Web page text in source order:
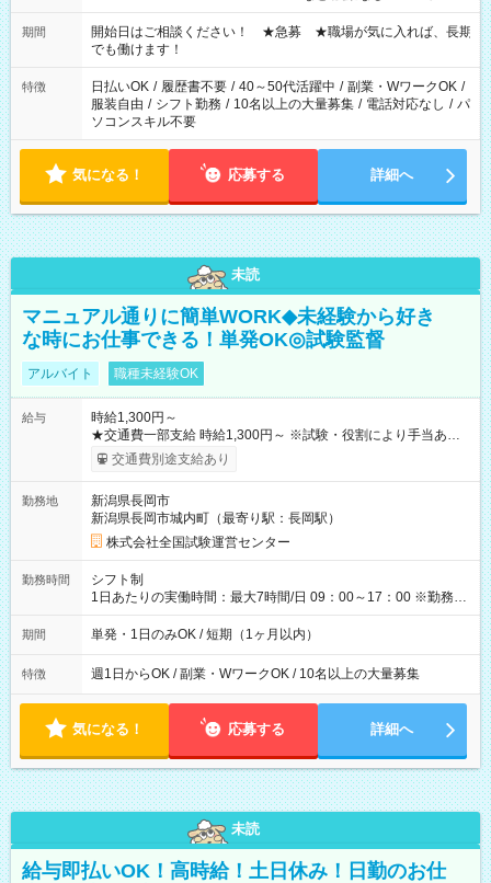
の場合、他のお仕事と合わせ週40時間超の就業はご案内できま
せん ※法令に基づき、週20時間以上勤務は社会保険への加入対
象となります ※労働者派遣法（日雇い派遣の原則禁止）によ
り、短時間・短期間の就業はご案内が難しい場合があります
期間
開始日はご相談ください！ ★急募 ★職場が気に入れば、長期
でも働けます！
特徴 日払いOK / 履歴書不要 / 40～50代活躍中 / 副業・WワークOK /
服装自由 / シフト勤務 / 10名以上の大量募集 / 電話対応なし / パ
ソコンスキル不要
気になる！ 応募する 詳細へ
未読
マニュアル通りに簡単WORK◆未経験から好き
な時にお仕事できる！単発OK◎試験監督
アルバイト 職種未経験OK
給与
時給1,300円～
★交通費一部支給 時給1,300円～ ※試験・役割により手当あり
※勤務回数により昇給あり 【即給（前払い）オプションあ
り！】 希望される場合、勤務から1週間ほどで給与の一部を受け
例】 ・河合塾模擬試験 8:30～17:30（休憩1時間） 時給1,300円
×8時間＝日収10,400円＋交通費 ※当日の役割により時給＋100
円の場合あり ・国家試験 7:00～13:30（休憩なし） 時給1,300
円（役割手当＋100円）×6時間＝日収8,400円＋交通費 【試用期
間】試用期間なし
交通費別途支給あり
勤務地
新潟県長岡市
新潟県長岡市城内町（最寄り駅：長岡駅）
株式会社全国試験運営センター
勤務時間
シフト制
1日あたりの実働時間：最大7時間/日 09：00～17：00 ※勤務時
間は 試験により異なります。
期間 単発・1日のみOK / 短期（1ヶ月以内）
特徴 週1日からOK / 副業・WワークOK / 10名以上の大量募集
気になる！ 応募する 詳細へ
未読
給与即払いOK！高時給！土日休み！日勤のお仕